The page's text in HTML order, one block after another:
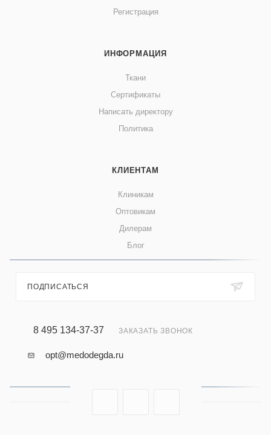
Регистрация
ИНФОРМАЦИЯ
Ткани
Сертификаты
Написать директору
Политика
КЛИЕНТАМ
Клиникам
Оптовикам
Дилерам
Блог
ПОДПИСАТЬСЯ
8 495 134-37-37 ЗАКАЗАТЬ ЗВОНОК
opt@medodegda.ru